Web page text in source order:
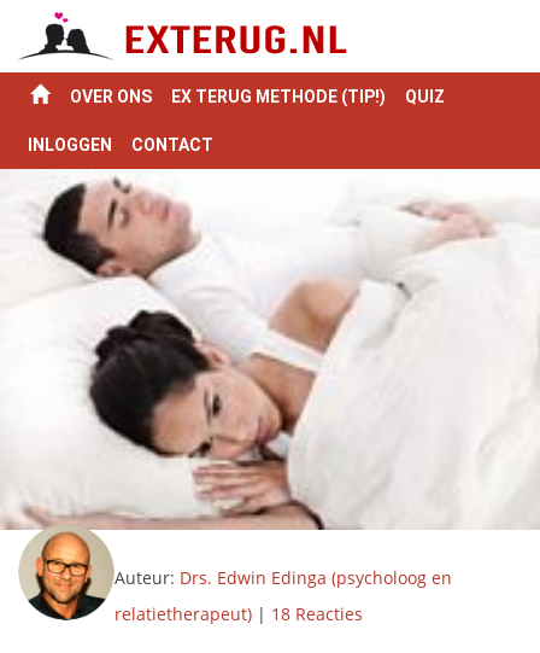
OVER ONS EX TERUG METHODE (TIP!) QUIZ
INLOGGEN CONTACT
Auteur: Drs. Edwin Edinga (psycholoog en
relatietherapeut) | 18 Reacties